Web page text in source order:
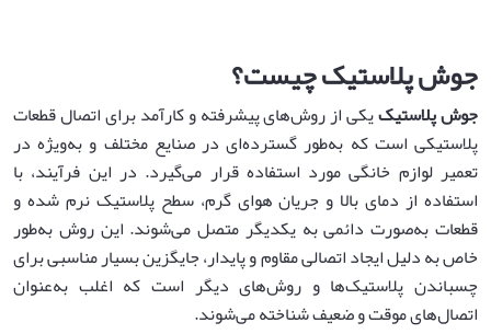
جوش پلاستیک چیست؟
جوش پلاستیکیکی از روش‌های پیشرفته و کارآمد برای اتصال قطعات
پلاستیکی است که به‌طور گسترده‌ای در صنایع مختلف و به‌ویژه در
تعمیر لوازم خانگی مورد استفاده قرار می‌گیرد. در این فرآیند، با
استفاده از دمای بالا و جریان هوای گرم، سطح پلاستیک نرم شده و
قطعات به‌صورت دائمی به یکدیگر متصل می‌شوند. این روش به‌طور
خاص به دلیل ایجاد اتصالی مقاوم و پایدار، جایگزین بسیار مناسبی برای
چسباندن پلاستیک‌ها و روش‌های دیگر است که اغلب به‌عنوان
اتصال‌های موقت و ضعیف شناخته می‌شوند.